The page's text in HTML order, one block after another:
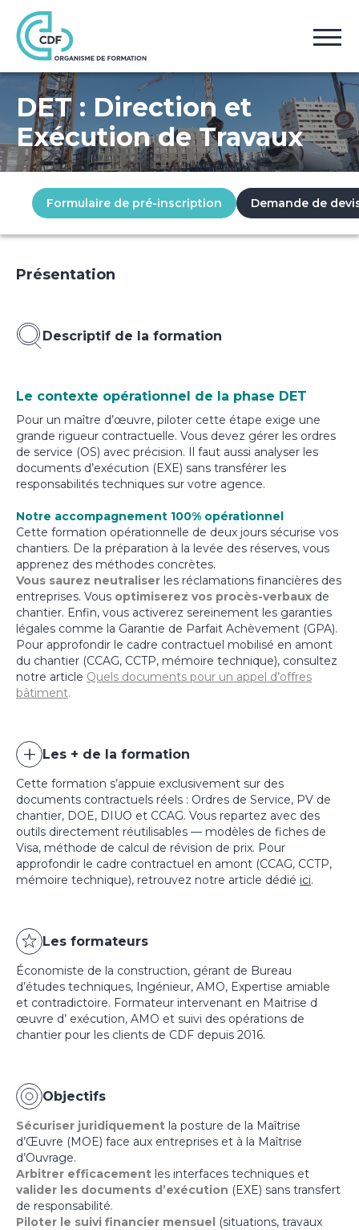
Accueil Formations
DET : Direction et
Exécution de Travaux
Formulaire de pré-inscription Demande de
Présentation
Descriptif de la formation
Le contexte opérationnel de la phase DET
Pour un maître d’œuvre, piloter cette étape exige une
grande rigueur contractuelle. Vous devez gérer les ordres
de service (OS) avec précision. Il faut aussi analyser les
documents d’exécution (EXE) sans transférer les
responsabilités techniques sur votre agence.
Notre accompagnement 100% opérationnel
Cette formation opérationnelle de deux jours sécurise vos
chantiers. De la préparation à la levée des réserves, vous
apprenez des méthodes concrètes.
Vous saurez neutraliser les réclamations financières des
entreprises. Vous optimiserez vos procès-verbaux de
chantier. Enfin, vous activerez sereinement les garanties
légales comme la Garantie de Parfait Achèvement (GPA).
Pour approfondir le cadre contractuel mobilisé en amont
du chantier (CCAG, CCTP, mémoire technique), consultez
notre article Quels documents pour un appel d’offres
bâtiment.
Les + de la formation
Cette formation s’appuie exclusivement sur des
documents contractuels réels : Ordres de Service, PV de
chantier, DOE, DIUO et CCAG. Vous repartez avec des
outils directement réutilisables — modèles de fiches de
Visa, méthode de calcul de révision de prix. Pour
approfondir le cadre contractuel en amont (CCAG, CCTP,
mémoire technique), retrouvez notre article dédié ici.
Les formateurs
Économiste de la construction, gérant de Bureau
d’études techniques, Ingénieur, AMO, Expertise amiable
et contradictoire. Formateur intervenant en Maitrise d
œuvre d’ exécution, AMO et suivi des opérations de
chantier pour les clients de CDF depuis 2016.
Objectifs
Sécuriser juridiquement la posture de la Maîtrise
d’Œuvre (MOE) face aux entreprises et à la Maîtrise
d’Ouvrage.
Arbitrer efficacement les interfaces techniques et
valider les documents d’exécution (EXE) sans transfert
de responsabilité.
Piloter le suivi financier mensuel (situations, travaux